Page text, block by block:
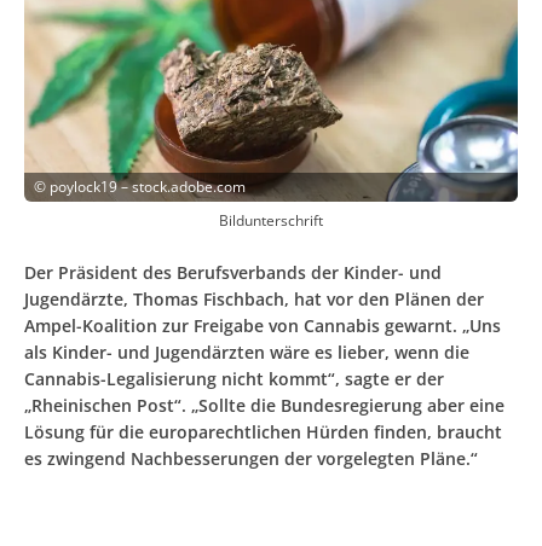
© poylock19 – stock.adobe.com
Bildunterschrift
Der Präsident des Berufsverbands der Kinder- und
Jugendärzte, Thomas Fischbach, hat vor den Plänen der
Ampel-Koalition zur Freigabe von Cannabis gewarnt. „Uns
als Kinder- und Jugendärzten wäre es lieber, wenn die
Cannabis-Legalisierung nicht kommt“, sagte er der
„Rheinischen Post“. „Sollte die Bundesregierung aber eine
Lösung für die europarechtlichen Hürden finden, braucht
es zwingend Nachbesserungen der vorgelegten Pläne.“